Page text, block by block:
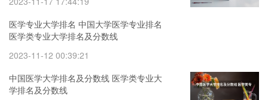
医学专业大学排名 中国大学医学专业排名
医学类专业大学排名及分数线
2023-11-12 00:39:21
中国医学大学排名及分数线 医学类专业大
学排名及分数线